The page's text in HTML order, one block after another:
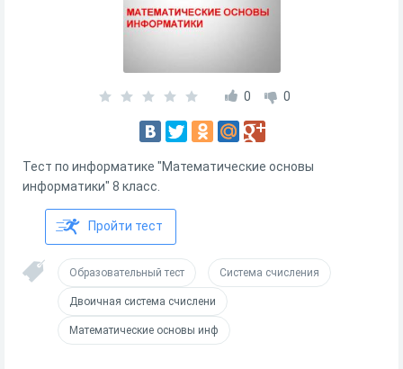
0 0
Тест по информатике "Математические основы
информатики" 8 класс.
Пройти тест
Образовательный тест Система счисления
Двоичная система счислени
Математические основы инф